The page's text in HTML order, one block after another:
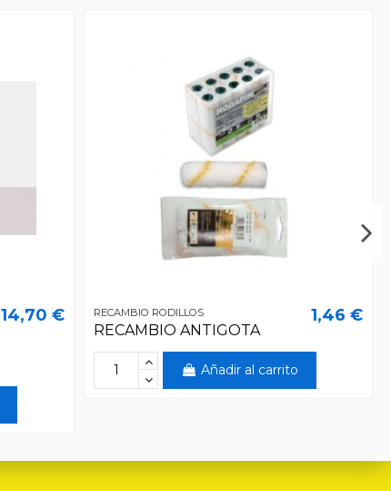
14,70 € RECAMBIO RODILLOS
RECAMBIO ANTIGOTA
1,46 €
Añadir al carrito